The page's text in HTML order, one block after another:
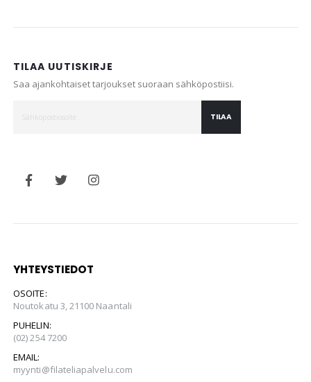
TILAA UUTISKIRJE
Saa ajankohtaiset tarjoukset suoraan sähköpostiisi.
TILAA
YHTEYSTIEDOT
OSOITE:
Noutokatu 3, 21100 Naantali
PUHELIN:
(02) 254 7200
EMAIL:
myynti@filateliapalvelu.com